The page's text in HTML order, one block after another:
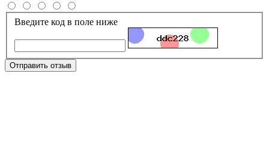
Введите код в поле ниже
Отправить отзыв